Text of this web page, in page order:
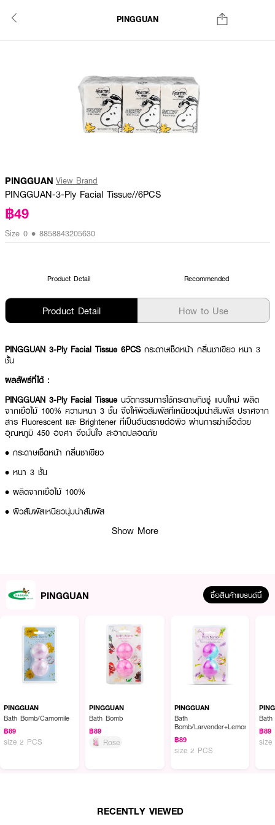
PINGGUAN
PINGGUAN View Brand
PINGGUAN-3-Ply Facial Tissue//6PCS
฿49
Size 0 • 8858843205630
Product Detail Recommended
Product Detail How to Use
PINGGUAN 3-Ply Facial Tissue 6PCSกระดาษเช็ดหน้า กลิ่นชาเขียว หนา 3
ชั้น
ผลลัพธ์ที่ได้ :
PINGGUAN 3-Ply Facial Tissue นวัตกรรมการใช้กระดาษทิชชู่ แบบใหม่ ผลิต
จากเยื่อไม้ 100% ความหนา 3 ชั้น จึงให้ผิวสัมผัสที่เหนียวนุ่มน่าสัมผัส ปราศจาก
สาร Fluorescent และ Brightener ที่เป็นอันตรายต่อผิว ผ่านการฆ่าเชื้อด้วย
อุณหภูมิ 450 องศา จึงมั่นใจ สะอาดปลอดภัย
• กระดาษเช็ดหน้า กลิ่นชาเขียว
• หนา 3 ชั้น
• ผลิตจากเยื่อไม้ 100%
• ผิวสัมผัสเหนียวนุ่มน่าสัมผัส
Show More
PINGGUAN ซื้อสินค้าแบรนด์นี้
PINGGUAN
Bath Bomb/Camomile
฿89
size 2 PCS
PINGGUAN
Bath Bomb
฿89
Rose
PINGGUAN
Bath
Bomb/Larvender+Lemongrass
฿89
size 2 PCS
Bath
฿89
size
RECENTLY VIEWED